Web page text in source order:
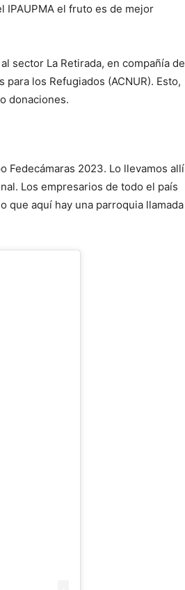
IPAUPMA el fruto es de mejor
sector La Retirada, en compañía de
los Refugiados (ACNUR). Esto,
donaciones.
Fedecámaras 2023. Lo llevamos allí
Los empresarios de todo el país
que aquí hay una parroquia llamada